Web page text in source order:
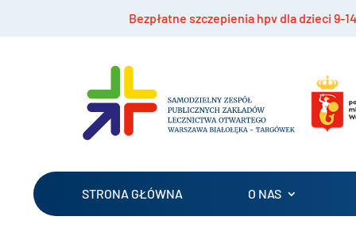
hpv dla dzieci 9-14 lat Rekrutacja do
STRONA GŁÓWNA O NAS